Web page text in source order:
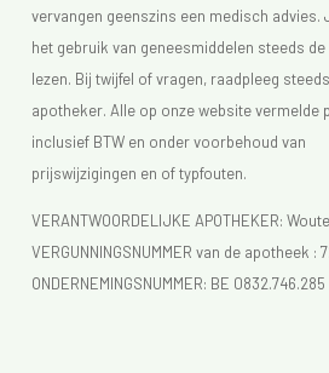
vervangen geenszins een medisch advies.
het gebruik van geneesmiddelen steeds
lezen. Bij twijfel of vragen, raadpleeg
apotheker. Alle op onze website vermelde
inclusief BTW en onder voorbehoud van
prijswijzigingen en of typfouten.
VERANTWOORDELIJKE APOTHEKER:
VERGUNNINGSNUMMER van de apotheek :
ONDERNEMINGSNUMMER: BE 0832.746.285